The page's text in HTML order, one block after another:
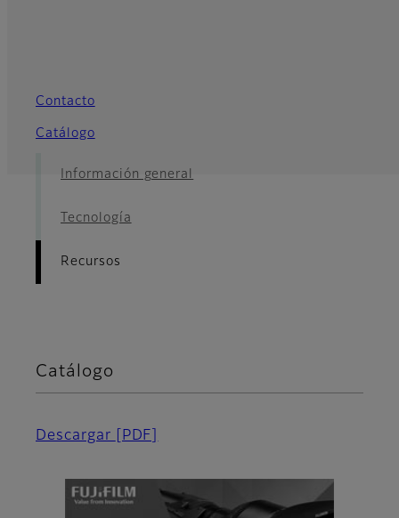
Contacto
Catálogo
Información general
Tecnología
Recursos
Catálogo
Descargar [PDF]